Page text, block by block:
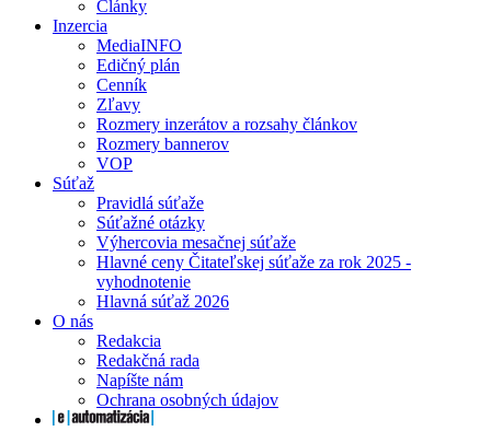
Články
Inzercia
MediaINFO
Edičný plán
Cenník
Zľavy
Rozmery inzerátov a rozsahy článkov
Rozmery bannerov
VOP
Súťaž
Pravidlá súťaže
Súťažné otázky
Výhercovia mesačnej súťaže
Hlavné ceny Čitateľskej súťaže za rok 2025 -
vyhodnotenie
Hlavná súťaž 2026
O nás
Redakcia
Redakčná rada
Napíšte nám
Ochrana osobných údajov